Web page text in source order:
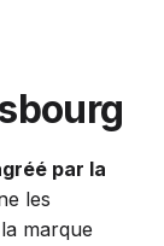
par la
les
marque